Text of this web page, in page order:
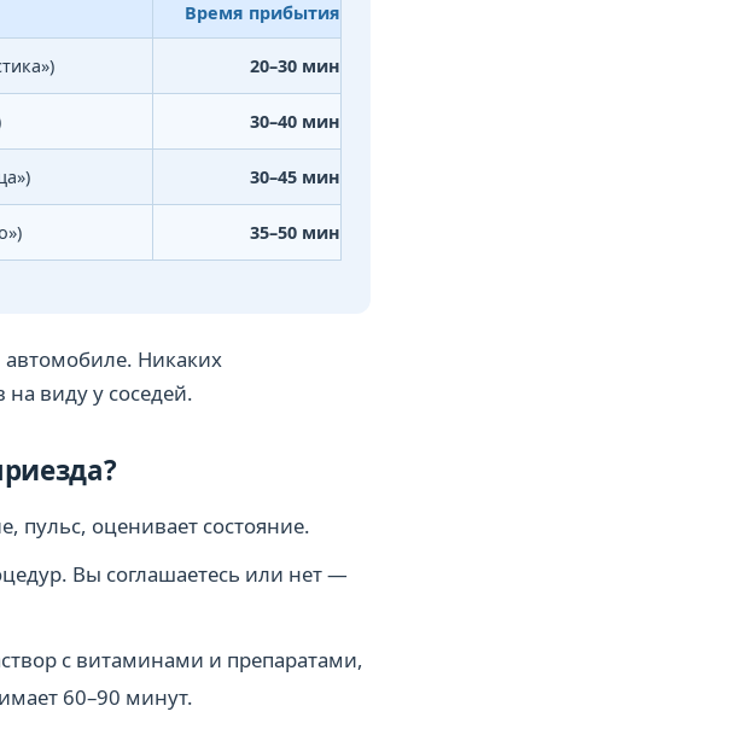
Время прибытия
20–30 мин
30–40 мин
30–45 мин
35–50 мин
Никаких
виду у соседей.
пульс, оценивает состояние.
Вы соглашаетесь или нет —
с витаминами и препаратами,
60–90 минут.